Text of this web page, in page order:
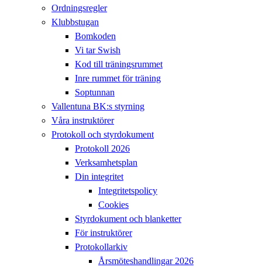
Ordningsregler
Klubbstugan
Bomkoden
Vi tar Swish
Kod till träningsrummet
Inre rummet för träning
Soptunnan
Vallentuna BK:s styrning
Våra instruktörer
Protokoll och styrdokument
Protokoll 2026
Verksamhetsplan
Din integritet
Integritetspolicy
Cookies
Styrdokument och blanketter
För instruktörer
Protokollarkiv
Årsmöteshandlingar 2026